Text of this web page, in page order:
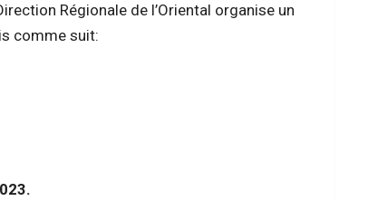
Régionale de l’Oriental organise un
comme suit: